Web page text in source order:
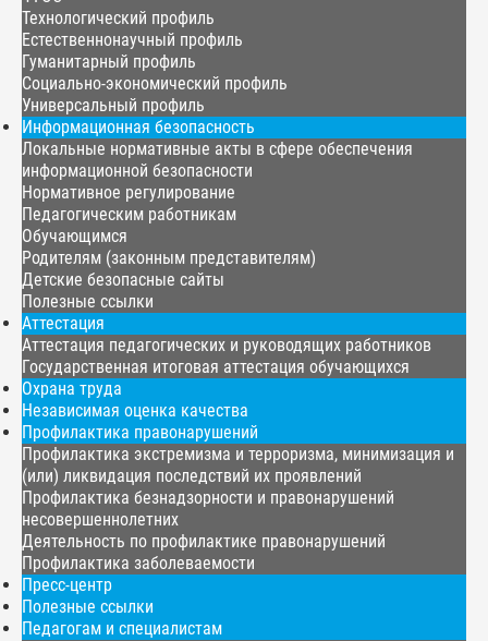
Технологический профиль
Естественнонаучный профиль
Гуманитарный профиль
Социально-экономический профиль
Универсальный профиль
Информационная безопасность
Локальные нормативные акты в сфере обеспечения
информационной безопасности
Нормативное регулирование
Педагогическим работникам
Обучающимся
Родителям (законным представителям)
Детские безопасные сайты
Полезные ссылки
Аттестация
Аттестация педагогических и руководящих работников
Государственная итоговая аттестация обучающихся
Охрана труда
Независимая оценка качества
Профилактика правонарушений
Профилактика экстремизма и терроризма, минимизация и
(или) ликвидация последствий их проявлений
Профилактика безнадзорности и правонарушений
несовершеннолетних
Деятельность по профилактике правонарушений
Профилактика заболеваемости
Пресс-центр
Полезные ссылки
Педагогам и специалистам